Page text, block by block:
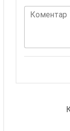
Коментар